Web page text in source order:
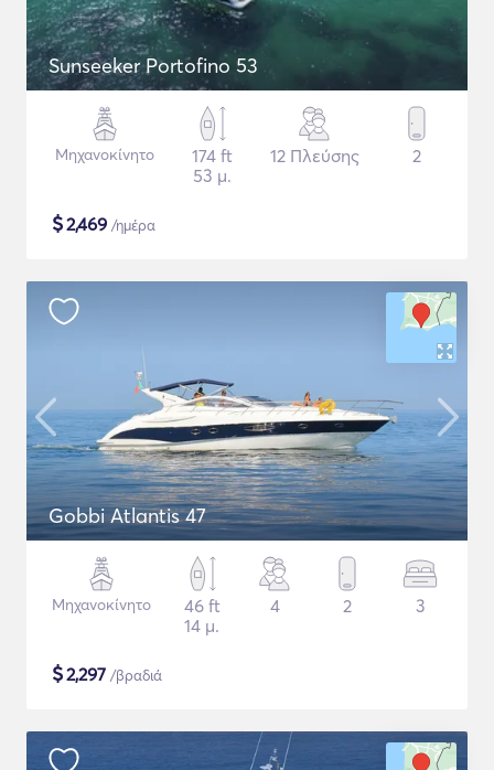
Sunseeker Portofino 53
Μηχανοκίνητο
174 ft
53 μ.
12 Πλεύσης 2
$2,469 /ημέρα
Gobbi Atlantis 47
Μηχανοκίνητο
46 ft
14 μ.
4 2 3
$2,297 /βραδιά